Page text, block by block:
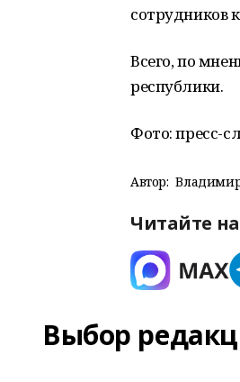
сотрудников
Всего, по
республики.
Фото: пресс-
Автор:
Читайте
Выбор